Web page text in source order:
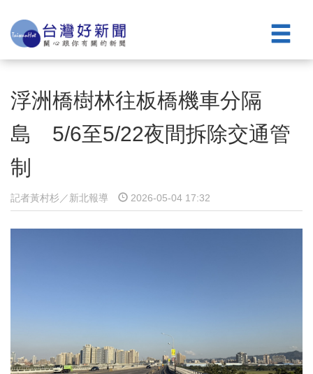
浮洲橋樹林往板橋機車分隔
島 5/6至5/22夜間拆除交通管
制
記者黃村杉／新北報導 2026-05-04 17:32